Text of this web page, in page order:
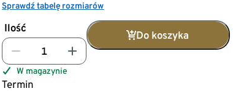
Sprawdź tabelę rozmiarów
Ilość
Do koszyka
W magazynie
Termin